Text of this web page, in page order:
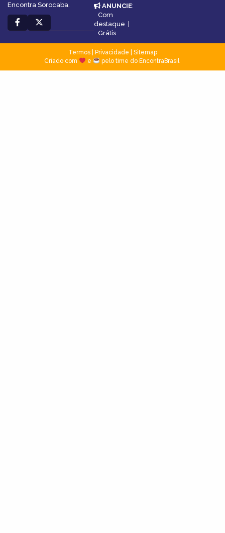
Encontra Sorocaba.
ANUNCIE:
Com
destaque |
Grátis
Termos| Privacidade
Sitemap
Criado com
e pelo time do EncontraBrasil